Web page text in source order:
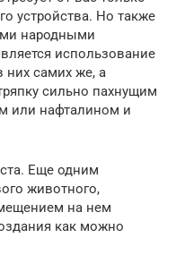
устройства. Но также
народными
использование
них самих же, а
сильно пахнущим
или нафталином и
Еще одним
животного,
на нем
как можно